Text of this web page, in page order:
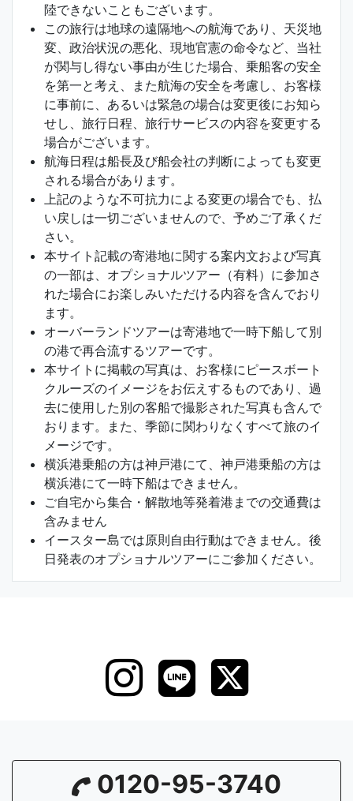
陸できないこともございます。
この旅行は地球の遠隔地への航海であり、天災地
変、政治状況の悪化、現地官憲の命令など、当社
が関与し得ない事由が生じた場合、乗船客の安全
を第一と考え、また航海の安全を考慮し、お客様
に事前に、あるいは緊急の場合は変更後にお知ら
せし、旅行日程、旅行サービスの内容を変更する
場合がございます。
航海日程は船長及び船会社の判断によっても変更
される場合があります。
上記のような不可抗力による変更の場合でも、払
い戻しは一切ございませんので、予めご了承くだ
さい。
本サイト記載の寄港地に関する案内文および写真
の一部は、オプショナルツアー（有料）に参加さ
れた場合にお楽しみいただける内容を含んでおり
ます。
オーバーランドツアーは寄港地で一時下船して別
の港で再合流するツアーです。
本サイトに掲載の写真は、お客様にピースボート
クルーズのイメージをお伝えするものであり、過
去に使用した別の客船で撮影された写真も含んで
おります。また、季節に関わりなくすべて旅のイ
メージです。
横浜港乗船の方は神戸港にて、神戸港乗船の方は
横浜港にて一時下船はできません。
ご自宅から集合・解散地等発着港までの交通費は
含みません
イースター島では原則自由行動はできません。後
日発表のオプショナルツアーにご参加ください。
0120-95-3740